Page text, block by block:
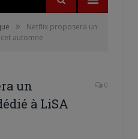
»
Netflix proposera un
automne
un
à LiSA
0